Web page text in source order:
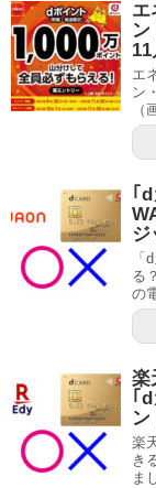
エ
ン
11
エ
ン
｢
ジ
「
る
の
楽
｢
ン
楽
き
ま